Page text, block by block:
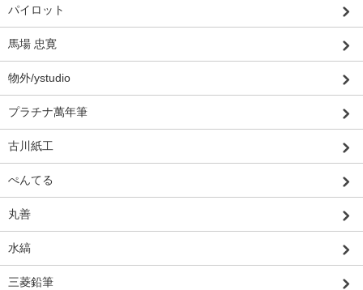
パイロット
馬場 忠寛
物外/ystudio
プラチナ萬年筆
古川紙工
ぺんてる
丸善
水縞
三菱鉛筆